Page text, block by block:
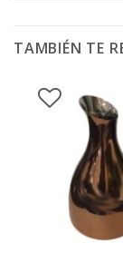
TAMBIÉN TE